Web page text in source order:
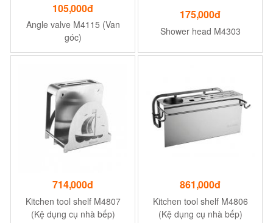
105,000đ
Angle valve M4115 (Van
góc)
175,000đ
Shower head M4303
714,000đ
Kitchen tool shelf M4807
(Kệ dụng cụ nhà bếp)
861,000đ
Kitchen tool shelf M4806
(Kệ dụng cụ nhà bếp)